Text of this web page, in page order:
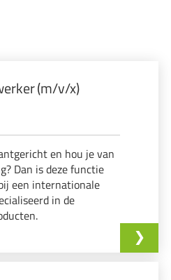
(m/v/x)
en hou je van
Dan is deze functie
een internationale
in de